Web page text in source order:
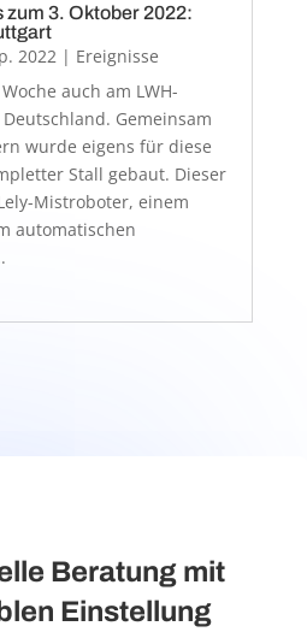
zum 3. Oktober 2022:
2022| Ereignisse
auch am LWH-
Gemeinsam
wurde eigens für diese
Stall gebaut. Dieser
Mistroboter, einem
automatischen
Beratung mit
Einstellung